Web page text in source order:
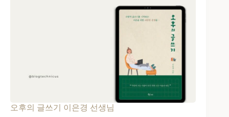
오후의 글쓰기 이은경 선생님